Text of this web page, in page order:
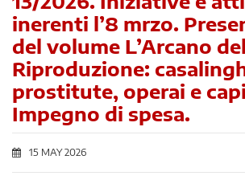
inerenti l’8 mrzo.
del volume L’Arcano
Riproduzione:
prostitute, operai e
Impegno di spesa.
15 MAY 2026